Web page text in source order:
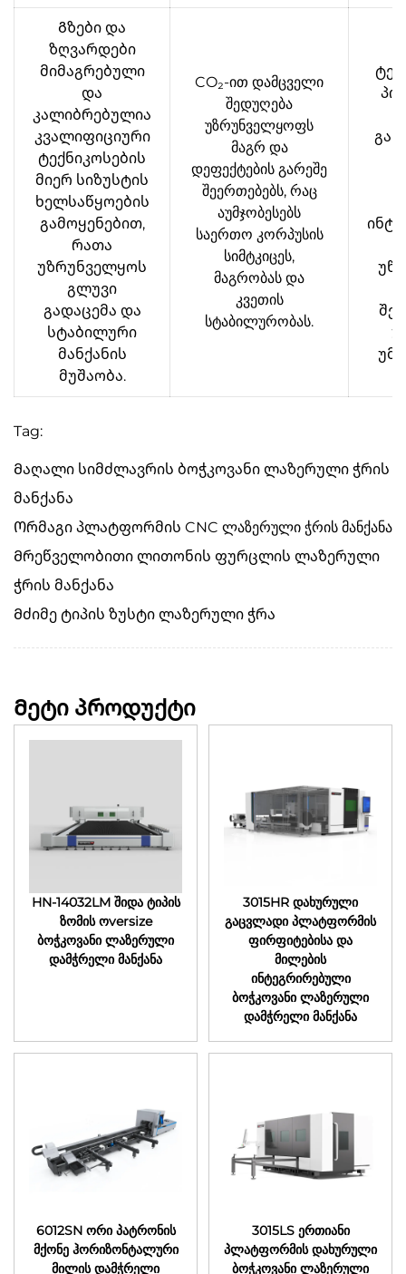
Გზები და
ზღვარდები
მიმაგრებული
და
კალიბრებულია
კვალიფიციური
ტექნიკოსების
მიერ სიზუსტის
ხელსაწყოების
გამოყენებით,
რათა
უზრუნველყოს
გლუვი
გადაცემა და
სტაბილური
მანქანის
მუშაობა.
CO₂-ით დამცველი
შედუღება
უზრუნველყოფს
მაგრ და
დეფექტების გარეშე
შეერთებებს, რაც
აუმჯობესებს
საერთო კორპუსის
სიმტკიცეს,
მაგრობას და
კვეთის
სტაბილურობას.
Tag:
Მაღალი სიმძლავრის ბოჭკოვანი ლაზერული ჭრის
მანქანა
Ორმაგი პლატფორმის CNC ლაზერული ჭრის მანქანა
Მრეწველობითი ლითონის ფურცლის ლაზერული
ჭრის მანქანა
Მძიმე ტიპის ზუსტი ლაზერული ჭრა
Მეტი პროდუქტი
HN-14032LM შიდა ტიპის
ზომის ოversize
ბოჭკოვანი ლაზერული
დამჭრელი მანქანა
3015HR დახურული
გაცვლადი პლატფორმის
ფირფიტებისა და
მილების
ინტეგრირებული
ბოჭკოვანი ლაზერული
დამჭრელი მანქანა
6012SN ორი პატრონის
მქონე ჰორიზონტალური
მილის დამჭრელი
3015LS ერთიანი
პლატფორმის დახურული
ბოჭკოვანი ლაზერული